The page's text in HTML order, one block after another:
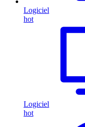
Logiciel
hot
Logiciel
hot